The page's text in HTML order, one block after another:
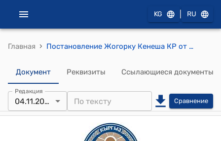
KG RU
Главная › Постановление Жогорку Кенеша КР от 4 ноября 2015 года № 9-VI "Об освобождении Нурматова Кубанычбека Советовича от должности аудитора Счетной палаты Кыргызской Республики"
Документ Реквизиты Ссылающиеся документы
Редакция
04.11.2015 Сравнение